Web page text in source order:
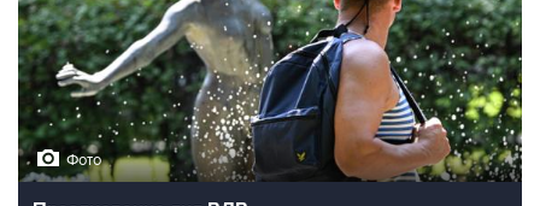
10
Фотохроника 3 августа